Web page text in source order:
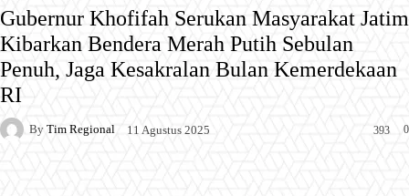
Gubernur Khofifah Serukan Masyarakat Jatim
Kibarkan Bendera Merah Putih Sebulan
Penuh, Jaga Kesakralan Bulan Kemerdekaan
RI
By Tim Regional 11 Agustus 2025 0
393